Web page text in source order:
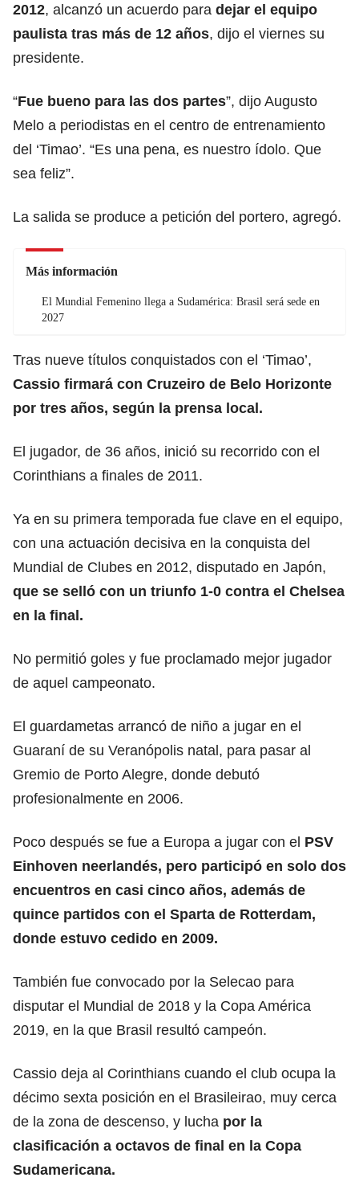
2012, alcanzó un acuerdo para dejar el equipo
paulista tras más de 12 años, dijo el viernes su
presidente.
“Fue bueno para las dos partes”, dijo Augusto
Melo a periodistas en el centro de entrenamiento
del ‘Timao’. “Es una pena, es nuestro ídolo. Que
sea feliz”.
La salida se produce a petición del portero, agregó.
Más información
El Mundial Femenino llega a Sudamérica: Brasil será sede en
2027
Tras nueve títulos conquistados con el ‘Timao’,
Cassio firmará con Cruzeiro de Belo Horizonte
por tres años, según la prensa local.
El jugador, de 36 años, inició su recorrido con el
Corinthians a finales de 2011.
Ya en su primera temporada fue clave en el equipo,
con una actuación decisiva en la conquista del
Mundial de Clubes en 2012, disputado en Japón,
que se selló con un triunfo 1-0 contra el Chelsea
en la final.
No permitió goles y fue proclamado mejor jugador
de aquel campeonato.
El guardametas arrancó de niño a jugar en el
Guaraní de su Veranópolis natal, para pasar al
Gremio de Porto Alegre, donde debutó
profesionalmente en 2006.
Poco después se fue a Europa a jugar con el PSV
Einhoven neerlandés, pero participó en solo dos
encuentros en casi cinco años, además de
quince partidos con el Sparta de Rotterdam,
donde estuvo cedido en 2009.
También fue convocado por la Selecao para
disputar el Mundial de 2018 y la Copa América
2019, en la que Brasil resultó campeón.
Cassio deja al Corinthians cuando el club ocupa la
décimo sexta posición en el Brasileirao, muy cerca
de la zona de descenso, y lucha por la
clasificación a octavos de final en la Copa
Sudamericana.